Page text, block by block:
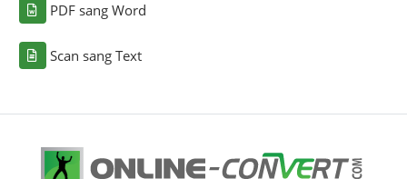
PDF sang Word
Scan sang Text